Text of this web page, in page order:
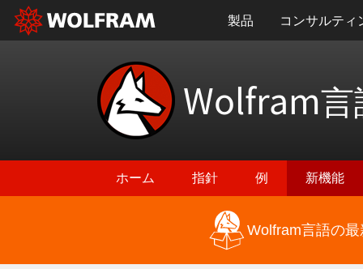
製品 コンサルティ
Wolfram言
ホーム 指針 例 新機能
Wolfram言語の